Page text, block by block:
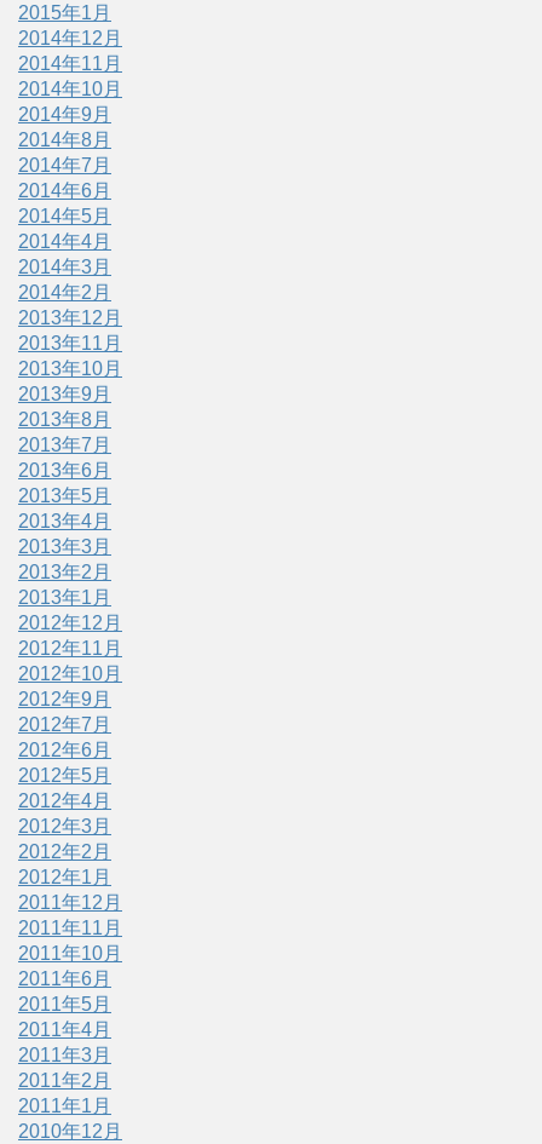
2015年1月
2014年12月
2014年11月
2014年10月
2014年9月
2014年8月
2014年7月
2014年6月
2014年5月
2014年4月
2014年3月
2014年2月
2013年12月
2013年11月
2013年10月
2013年9月
2013年8月
2013年7月
2013年6月
2013年5月
2013年4月
2013年3月
2013年2月
2013年1月
2012年12月
2012年11月
2012年10月
2012年9月
2012年7月
2012年6月
2012年5月
2012年4月
2012年3月
2012年2月
2012年1月
2011年12月
2011年11月
2011年10月
2011年6月
2011年5月
2011年4月
2011年3月
2011年2月
2011年1月
2010年12月